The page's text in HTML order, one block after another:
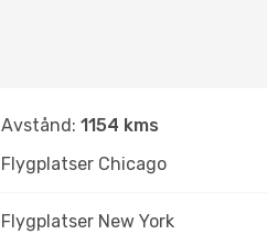
Avstånd: 1154 kms
Flygplatser Chicago
Flygplatser New York